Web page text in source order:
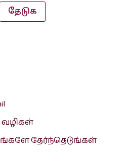
தேடுக
தேர்ந்தெடுங்கள்